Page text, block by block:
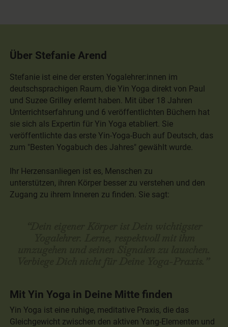
Über Stefanie Arend
Stefanie ist eine der ersten Yogalehrer:innen im
deutschsprachigen Raum, die Yin Yoga direkt von Paul
und Suzee Grilley erlernt haben. Mit über 18 Jahren
Unterrichtserfahrung und 6 veröffentlichten Büchern hat
sie sich als Expertin für Yin Yoga etabliert. Sie
veröffentlichte das erste Yin-Yoga-Buch auf Deutsch, das
zum "Besten Yogabuch des Jahres" gewählt wurde.
Ihr Herzensanliegen ist es, Menschen zu
unterstützen, ihren Körper besser zu verstehen und den
Zugang zu ihrem Inneren zu finden. Sie sagt:
Mit Yin Yoga in Deine Mitte finden
Yin Yoga ist eine ruhige, meditative Praxis, die das
Gleichgewicht zwischen den aktiven Yang-Elementen und